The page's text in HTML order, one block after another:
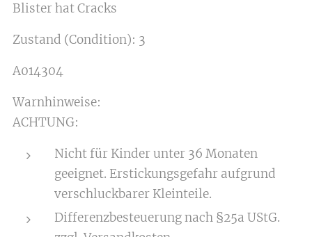
Blister hat Cracks
Zustand (Condition): 3
A014304
Warnhinweise:
ACHTUNG:
Nicht für Kinder unter 36 Monaten
geeignet. Erstickungsgefahr aufgrund
verschluckbarer Kleinteile.
Differenzbesteuerung nach §25a UStG.